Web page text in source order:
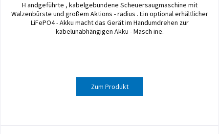
H andgeführte , kabelgebundene Scheuersaugmaschine mit
Walzenbürste und großem Aktions - radius . Ein optional erhältlicher
LiFePO4 - Akku macht das Gerät im Handumdrehen zur
kabelunabhängigen Akku - Masch ine.
Zum Produkt